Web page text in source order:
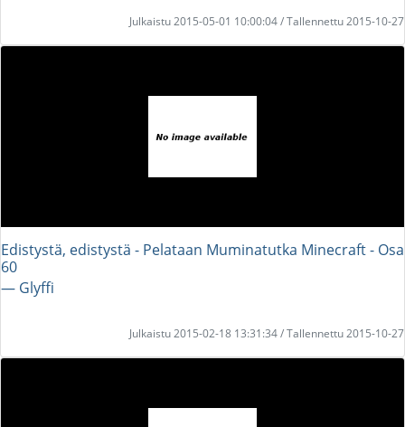
Julkaistu 2015-05-01 10:00:04 / Tallennettu 2015-10-27
Edistystä, edistystä - Pelataan Muminatutka Minecraft - Osa
60
― Glyffi
Julkaistu 2015-02-18 13:31:34 / Tallennettu 2015-10-27